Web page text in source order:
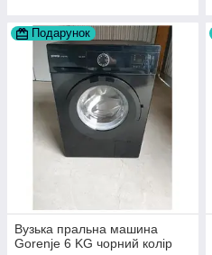
Подарунок
Вузька пральна машина
Gorenje 6 KG чорний колір